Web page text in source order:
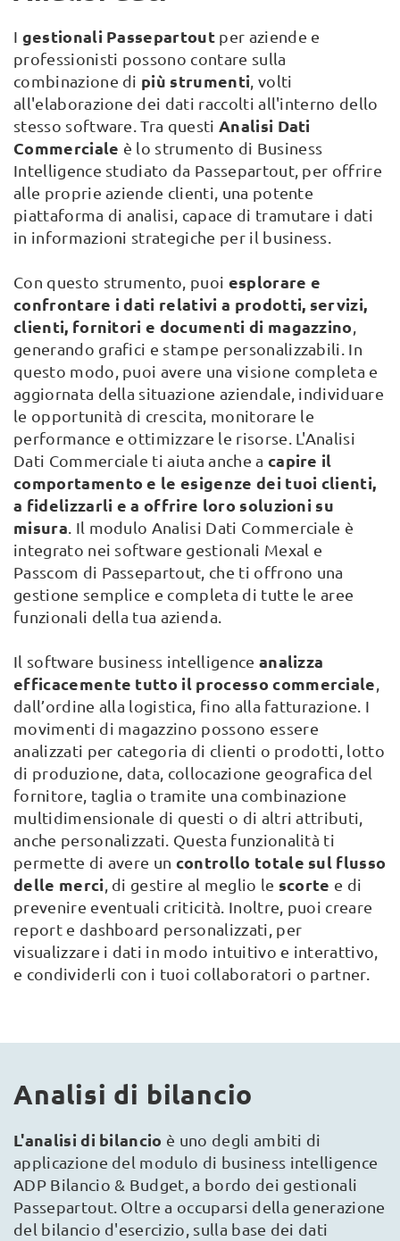
I gestionali Passepartout per aziende e
professionisti possono contare sulla
combinazione di più strumenti , volti
all'elaborazione dei dati raccolti all'interno dello
stesso software. Tra questi Analisi Dati
Commerciale è lo strumento di Business
Intelligence studiato da Passepartout, per offrire
alle proprie aziende clienti, una potente
piattaforma di analisi, capace di tramutare i dati
in informazioni strategiche per il business.
Con questo strumento, puoi esplorare e
confrontare i dati relativi a prodotti, servizi,
clienti, fornitori e documenti di magazzino
generando grafici e stampe personalizzabili. In
questo modo, puoi avere una visione completa e
aggiornata della situazione aziendale, individuare
le opportunità di crescita, monitorare le
performance e ottimizzare le risorse. L'Analisi
Dati Commerciale ti aiuta anche a capire il
comportamento e le esigenze dei tuoi clienti,
a fidelizzarli e a offrire loro soluzioni su
misura . Il modulo Analisi Dati Commerciale è
integrato nei software gestionali Mexal e
Passcom di Passepartout, che ti offrono una
gestione semplice e completa di tutte le aree
funzionali della tua azienda.
Il software business intelligence analizza
efficacemente tutto il processo commerciale
dall’ordine alla logistica, fino alla fatturazione. I
movimenti di magazzino possono essere
analizzati per categoria di clienti o prodotti, lotto
di produzione, data, collocazione geografica del
fornitore, taglia o tramite una combinazione
multidimensionale di questi o di altri attributi,
anche personalizzati. Questa funzionalità ti
permette di avere un controllo totale sul flusso
delle merci , di gestire al meglio le scorte e di
prevenire eventuali criticità. Inoltre, puoi creare
report e dashboard personalizzati, per
visualizzare i dati in modo intuitivo e interattivo,
e condividerli con i tuoi collaboratori o partner.
Analisi di bilancio
L'analisi di bilancio è uno degli ambiti di
applicazione del modulo di business intelligence
ADP Bilancio & Budget, a bordo dei gestionali
Passepartout. Oltre a occuparsi della generazione
del bilancio d'esercizio, sulla base dei dati